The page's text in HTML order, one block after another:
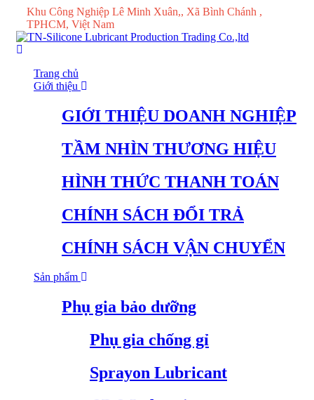
Khu Công Nghiệp Lê Minh Xuân,, Xã Bình Chánh ,
TPHCM, Việt Nam
Trang chủ
Giới thiệu
GIỚI THIỆU DOANH NGHIỆP
TẦM NHÌN THƯƠNG HIỆU
HÌNH THỨC THANH TOÁN
CHÍNH SÁCH ĐỔI TRẢ
CHÍNH SÁCH VẬN CHUYỂN
Sản phẩm
Phụ gia bảo dưỡng
Phụ gia chống gỉ
Sprayon Lubricant